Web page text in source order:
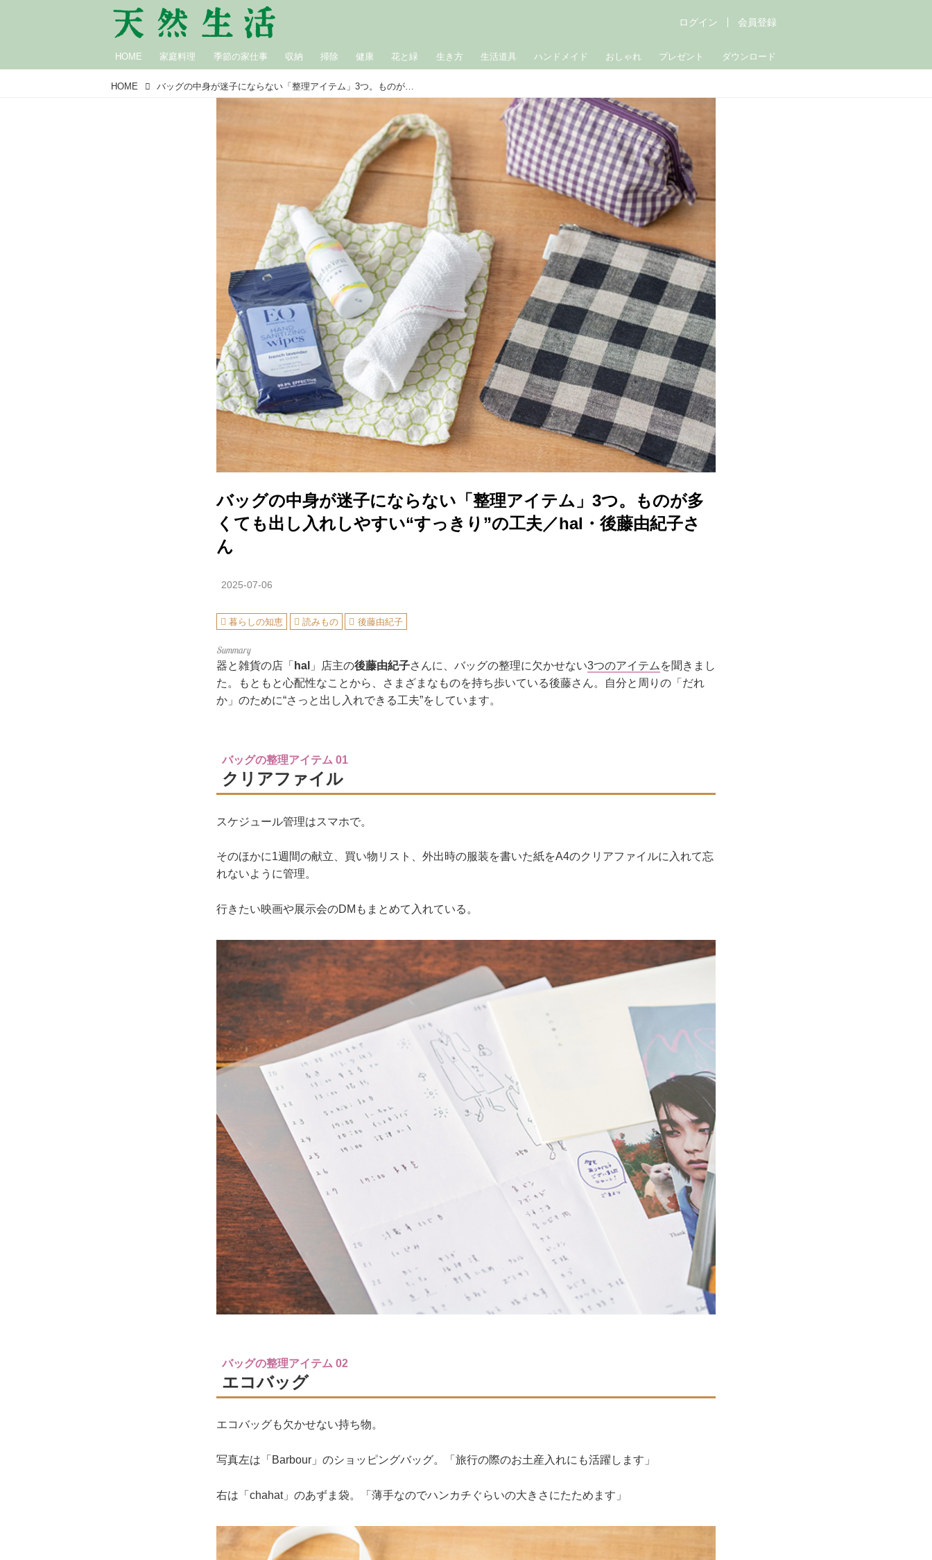
HOME 家庭料理 季節の家仕事 収納 掃除 健康 花と緑 生き方 生活道具 ハンドメイド おしゃれ プレゼント ダウンロード
ログイン 会員登録
HOME バッグの中身が迷子にならない「整理アイテム」3つ。ものが多くても出し入れしやすい“すっきり”の工夫／hal・後藤由紀子さん
バッグの中身が迷子にならない「整理アイテム」3つ。ものが多
くても出し入れしやすい“すっきり”の工夫／hal・後藤由紀子さ
ん
2025-07-06
暮らしの知恵 読みもの 後藤由紀子
器と雑貨の店「 hal 」店主の後藤由紀子さんに、バッグの整理に欠かせない3つのアイテム を聞きまし
た。もともと心配性なことから、さまざまなものを持ち歩いている後藤さん。自分と周りの「だれ
か」のために“さっと出し入れできる工夫”をしています。
バッグの整理アイテム 01
クリアファイル
スケジュール管理はスマホで。
そのほかに1週間の献立、買い物リスト、外出時の服装を書いた紙をA4のクリアファイルに入れて忘
れないように管理。
行きたい映画や展示会のDMもまとめて入れている。
バッグの整理アイテム 02
エコバッグ
エコバッグも欠かせない持ち物。
写真左は「Barbour」のショッピングバッグ。「旅行の際のお土産入れにも活躍します」
右は「chahat」のあずま袋。「薄手なのでハンカチぐらいの大きさにたためます」